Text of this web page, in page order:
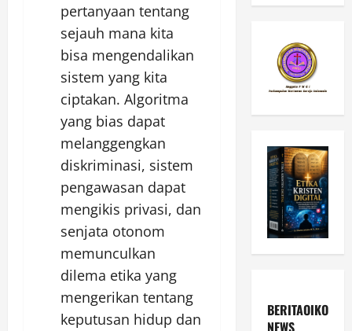
pertanyaan tentang
sejauh mana kita
bisa mengendalikan
sistem yang kita
ciptakan. Algoritma
yang bias dapat
melanggengkan
diskriminasi, sistem
pengawasan dapat
mengikis privasi, dan
senjata otonom
memunculkan
dilema etika yang
mengerikan tentang
keputusan hidup dan